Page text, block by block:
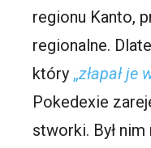
regionu Kanto,
regionalne.
który „złapał je
Pokedexie
stworki. Był